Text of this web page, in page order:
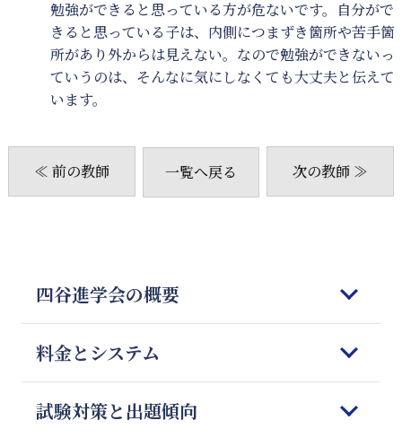
勉強ができると思っている方が危ないです。自分がで
きると思っている子は、内側につまずき箇所や苦手箇
所があり外からは見えない。なので勉強ができないっ
ていうのは、そんなに気にしなくても大丈夫と伝えて
います。
≪ 前の教師 一覧へ戻る 次の教師 ≫
四谷進学会の概要
四谷進学会の理念
教師の質とマッチング
料金とシステム
オンライン授業
試験対策と出題傾向